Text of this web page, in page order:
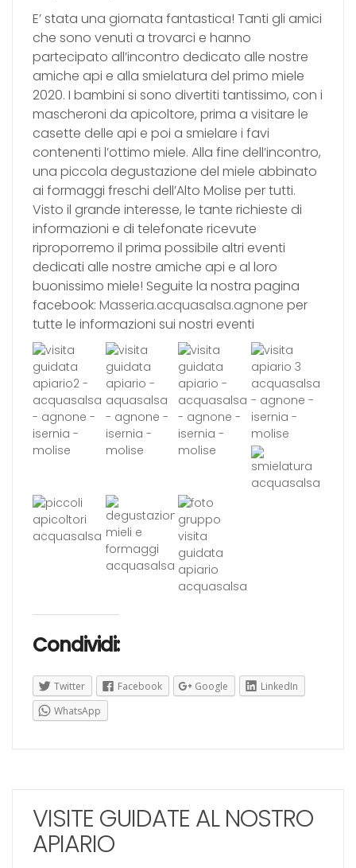
E’ stata una giornata fantastica! Tanti gli amici
che sono venuti a trovarci e hanno
partecipato all’incontro dedicato alle nostre
amiche api e alla smielatura del primo miele
2020. I bambini si sono divertiti tantissimo, con i
mascheroni da apicoltore, prima a visitare le
casette delle api e poi a smielare i favi
contenenti l’ottimo miele. Alla fine dell’incontro,
una piccola degustazione del miele abbinato
ai formaggi freschi dell’Alto Molise per tutti.
Visto il grande interesse, le tante richieste di
informazioni e di telefonate ricevute
riproporremo il prima possibile altri eventi
dedicati alle nostre amiche api e al loro
buonissimo miele! Seguite la nostra pagina
facebook: Masseria.acquasalsa.agnone per
tutte le informazioni sui nostri eventi
Condividi:
Twitter Facebook Google
LinkedIn
WhatsApp
VISITE GUIDATE AL NOSTRO
APIARIO